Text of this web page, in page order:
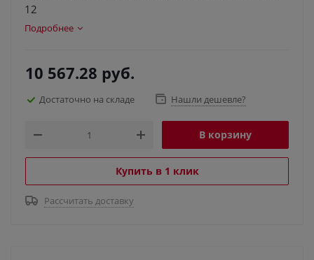
12
Подробнее
10 567.28 руб.
Достаточно на складе Нашли дешевле?
В корзину
Купить в 1 клик
Рассчитать доставку